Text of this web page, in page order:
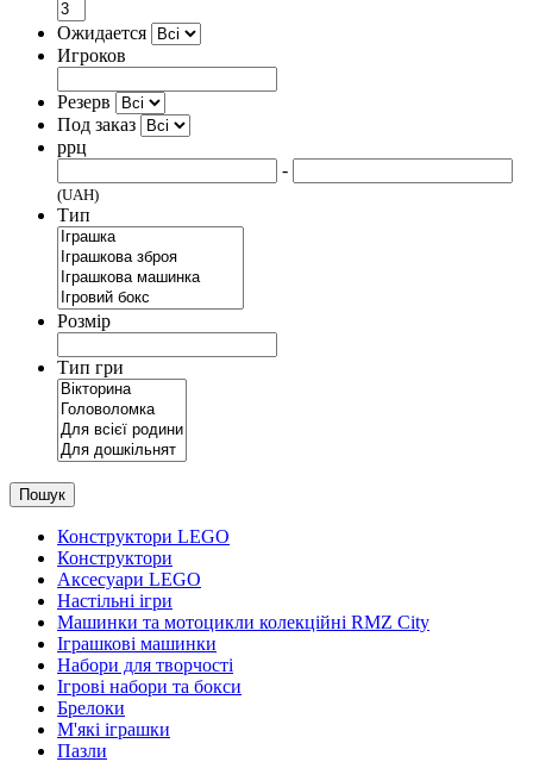
Ожидается
Игроков
Резерв
Под заказ
ррц
-
(UAH)
Тип
Розмір
Тип гри
Пошук
Конструктори LEGO
Конструктори
Аксесуари LEGO
Настільні ігри
Машинки та мотоцикли колекційні RMZ City
Іграшкові машинки
Набори для творчості
Ігрові набори та бокси
Брелоки
М'які іграшки
Пазли